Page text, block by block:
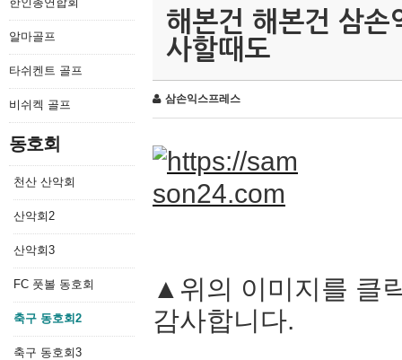
알마골프
타쉬켄트 골프
비쉬켁 골프
동호회
천산 산악회
산악회2
산악회3
FC 풋볼 동호회
축구 동호회2
축구 동호회3
해본건 해본건 삼손
사할때도
삼손익스프레스
▲위의 이미지를 클
감사합니다.